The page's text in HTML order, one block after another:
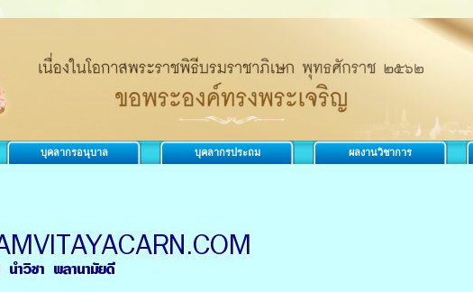
บุคลากรอนุบาล บุคลากรประถม ผลงานวิชาการ